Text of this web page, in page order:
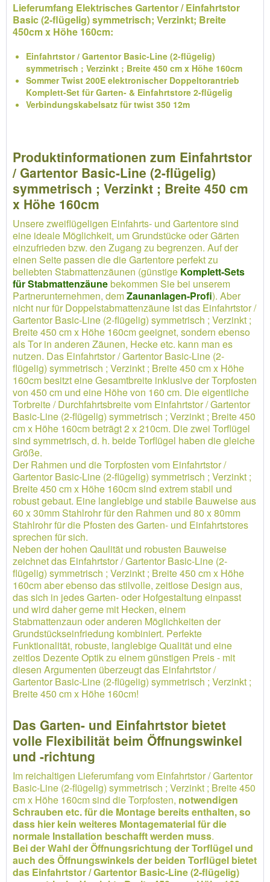
Lieferumfang Elektrisches Gartentor / Einfahrtstor
Basic (2-flügelig) symmetrisch; Verzinkt; Breite
450cm x Höhe 160cm:
Einfahrtstor / Gartentor Basic-Line (2-flügelig)
symmetrisch ; Verzinkt ; Breite 450 cm x Höhe 160cm
Sommer Twist 200E elektronischer Doppeltorantrieb
Komplett-Set für Garten- & Einfahrtstore 2-flügelig
Verbindungskabelsatz für twist 350 12m
Produktinformationen zum Einfahrtstor
/ Gartentor Basic-Line (2-flügelig)
symmetrisch ; Verzinkt ; Breite 450 cm
x Höhe 160cm
Unsere zweiflügeligen Einfahrts- und Gartentore sind
eine ideale Möglichkeit, um Grundstücke oder Gärten
einzufrieden bzw. den Zugang zu begrenzen. Auf der
einen Seite passen die die Gartentore perfekt zu
beliebten Stabmattenzäunen (günstige Komplett-Sets
für Stabmattenzäunebekommen Sie bei unserem
Partnerunternehmen, demZaunanlagen-Profi). Aber
nicht nur für Doppelstabmattenzäune ist das Einfahrtstor /
Gartentor Basic-Line (2-flügelig) symmetrisch ; Verzinkt ;
Breite 450 cm x Höhe 160cm geeignet, sondern ebenso
als Tor in anderen Zäunen, Hecke etc. kann man es
nutzen. Das Einfahrtstor / Gartentor Basic-Line (2-
flügelig) symmetrisch ; Verzinkt ; Breite 450 cm x Höhe
160cm besitzt eine Gesamtbreite inklusive der Torpfosten
von 450 cm und eine Höhe von 160 cm. Die eigentliche
Torbreite / Durchfahrtsbreite vom Einfahrtstor / Gartentor
Basic-Line (2-flügelig) symmetrisch ; Verzinkt ; Breite 450
cm x Höhe 160cm beträgt 2 x 210cm. Die zwei Torflügel
sind symmetrisch, d. h. beide Torflügel haben die gleiche
Größe.
Der Rahmen und die Torpfosten vom Einfahrtstor /
Gartentor Basic-Line (2-flügelig) symmetrisch ; Verzinkt ;
Breite 450 cm x Höhe 160cm sind extrem stabil und
robust gebaut. Eine langlebige und stabile Bauweise aus
60 x 30mm Stahlrohr für den Rahmen und 80 x 80mm
Stahlrohr für die Pfosten des Garten- und Einfahrtstores
sprechen für sich.
Neben der hohen Qaulität und robusten Bauweise
zeichnet das Einfahrtstor / Gartentor Basic-Line (2-
flügelig) symmetrisch ; Verzinkt ; Breite 450 cm x Höhe
160cm aber ebenso das stilvolle, zeitlose Design aus,
das sich in jedes Garten- oder Hofgestaltung einpasst
und wird daher gerne mit Hecken, einem
Stabmattenzaun oder anderen Möglichkeiten der
Grundstückseinfriedung kombiniert. Perfekte
Funktionalität, robuste, langlebige Qualität und eine
zeitlos Dezente Optik zu einem günstigen Preis - mit
diesen Argumenten überzeugt das Einfahrtstor /
Gartentor Basic-Line (2-flügelig) symmetrisch ; Verzinkt ;
Breite 450 cm x Höhe 160cm!
Das Garten- und Einfahrtstor bietet
volle Flexibilität beim Öffnungswinkel
und -richtung
Im reichaltigen Lieferumfang vom Einfahrtstor / Gartentor
Basic-Line (2-flügelig) symmetrisch ; Verzinkt ; Breite 450
cm x Höhe 160cm sind die Torpfosten, notwendigen
Schrauben etc. für die Montage bereits enthalten, so
dass hier kein weiteres Montagematerial für die
normale Installation beschafft werden muss.
Bei der Wahl der Öffnungsrichtung der Torflügel und
auch des Öffnungswinkels der beiden Torflügel bietet
das Einfahrtstor / Gartentor Basic-Line (2-flügelig)